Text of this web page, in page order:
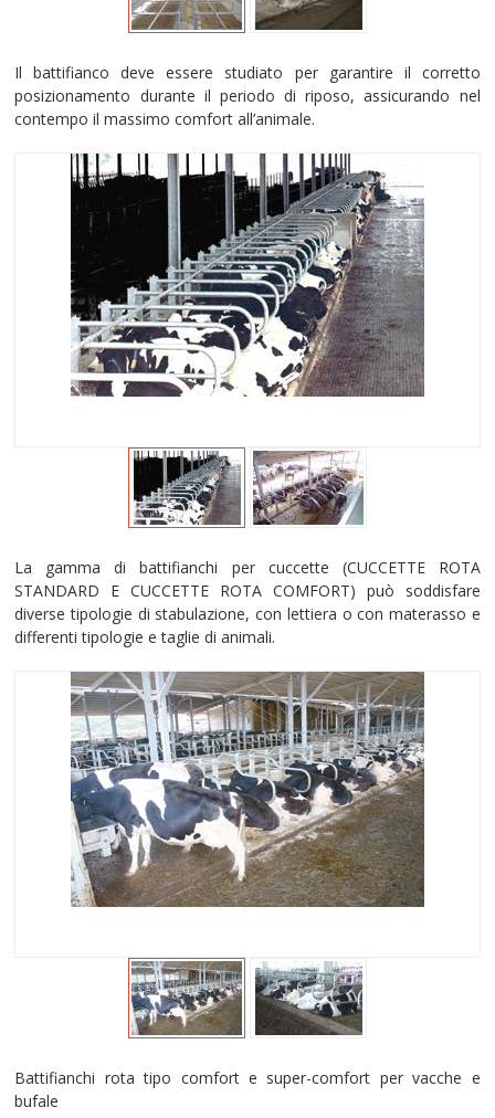
Il battifianco deve essere studiato per garantire il corretto
posizionamento durante il periodo di riposo, assicurando nel
contempo il massimo comfort all’animale.
La gamma di battifianchi per cuccette (CUCCETTE ROTA
STANDARD E CUCCETTE ROTA COMFORT) può soddisfare
diverse tipologie di stabulazione, con lettiera o con materasso e
differenti tipologie e taglie di animali.
Battifianchi rota tipo comfort e super-comfort per vacche e
bufale